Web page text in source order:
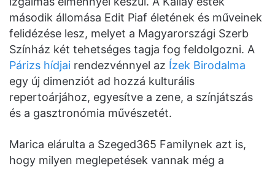
második állomása Edit Piaf életének és műveinek
felidézése lesz, melyet a Magyarországi Szerb
Színház két tehetséges tagja fog feldolgozni. A
Párizs hídjai rendezvénnyel az Ízek Birodalma
egy új dimenziót ad hozzá kulturális
repertoárjához, egyesítve a zene, a színjátszás
és a gasztronómia művészetét.
Marica elárulta a Szeged365 Familynek azt is,
hogy milyen meglepetések vannak még a